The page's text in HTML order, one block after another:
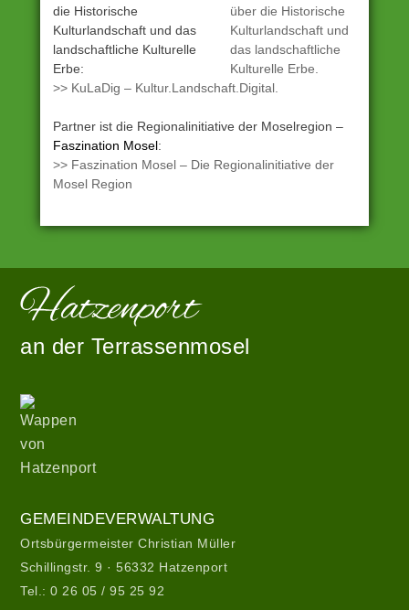
die Historische
Kulturlandschaft und das
landschaftliche Kulturelle
Erbe:
>> KuLaDig – Kultur.Landschaft.Digital.
Partner ist die Regionalinitiative der Moselregion –
Faszination Mosel:
>> Faszination Mosel – Die Regionalinitiative der
Mosel Region
von
WordPress
|
von
Stefan
Barth
Zur
Startseite
an der Terrassenmosel
Wappen
von
Gemeindeverwaltung
GEMEINDEVERWALTUNG
Ortsbürgermeister Christian Müller
Schillingstr. 9 · 56332 Hatzenport
Tel.:0 26 05 / 95 25 92